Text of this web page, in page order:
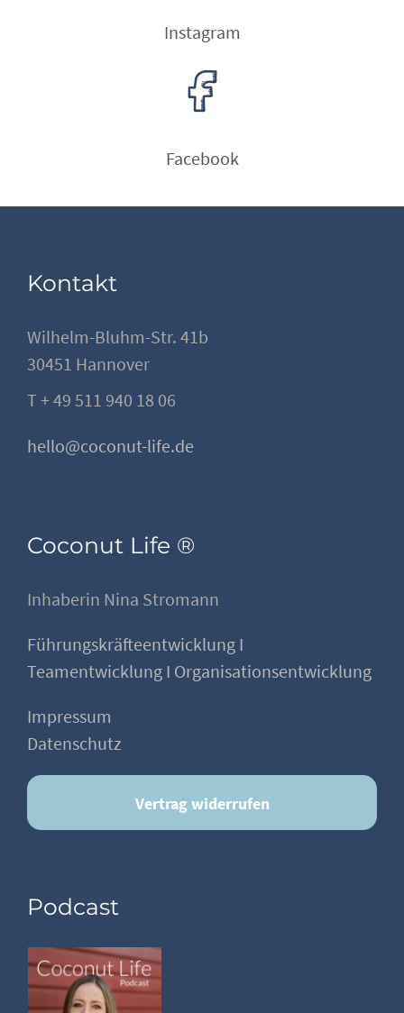
Instagram
Facebook
Kontakt
Wilhelm-Bluhm-Str. 41b
30451 Hannover
T + 49 511 940 18 06
hello@coconut-life.de
Coconut Life ®
Inhaberin Nina Stromann
Führungskräfteentwicklung I
Teamentwicklung I Organisationsentwicklung
Impressum
Datenschutz
Vertrag widerrufen
Podcast